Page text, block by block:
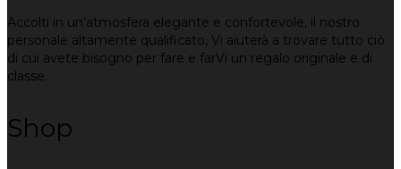
Accolti in un’atmosfera elegante e confortevole, il nostro
personale altamente qualificato, Vi aiuterà a trovare tutto ciò
di cui avete bisogno per fare e farVi un regalo originale e di
classe.
Shop